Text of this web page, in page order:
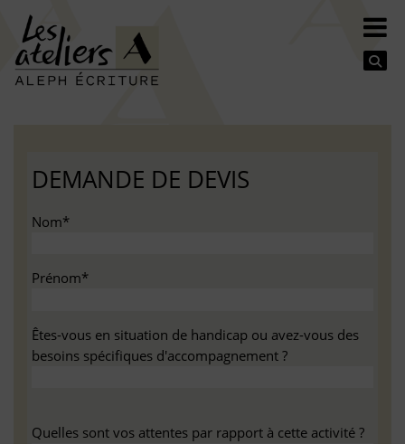
DEMANDE DE DEVIS
Nom*
Prénom*
Êtes-vous en situation de handicap ou avez-vous des
besoins spécifiques d'accompagnement ?
Quelles sont vos attentes par rapport à cette activité ?